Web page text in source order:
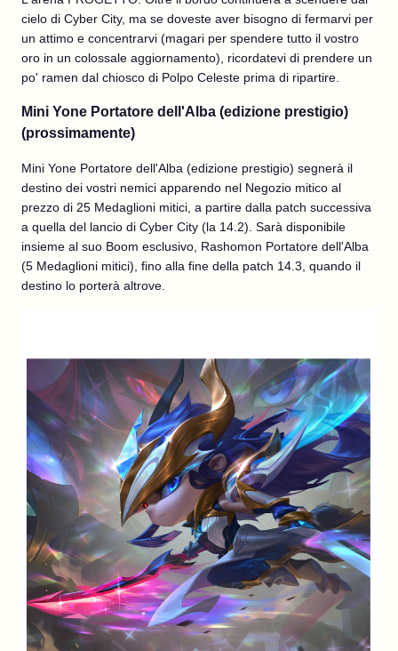
cielo di Cyber City, ma se doveste aver bisogno di fermarvi per
un attimo e concentrarvi (magari per spendere tutto il vostro
oro in un colossale aggiornamento), ricordatevi di prendere un
po' ramen dal chiosco di Polpo Celeste prima di ripartire.
Mini Yone Portatore dell'Alba (edizione prestigio)
(prossimamente)
Mini Yone Portatore dell'Alba (edizione prestigio) segnerà il
destino dei vostri nemici apparendo nel Negozio mitico al
prezzo di 25 Medaglioni mitici, a partire dalla patch successiva
a quella del lancio di Cyber City (la 14.2). Sarà disponibile
insieme al suo Boom esclusivo, Rashomon Portatore dell'Alba
(5 Medaglioni mitici), fino alla fine della patch 14.3, quando il
destino lo porterà altrove.